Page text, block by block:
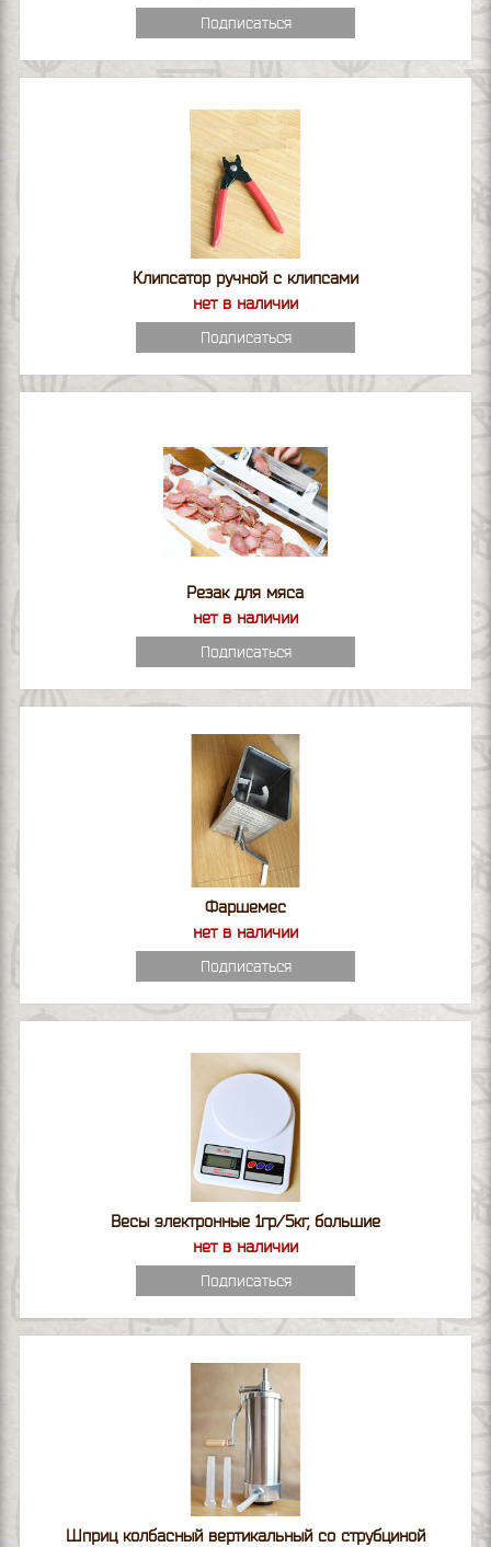
Подписаться
Клипсатор ручной с клипсами
нет в наличии
Подписаться
Резак для мяса
нет в наличии
Подписаться
Фаршемес
нет в наличии
Подписаться
Весы электронные 1гр/5кг, большие
нет в наличии
Подписаться
Шприц колбасный вертикальный со струбциной